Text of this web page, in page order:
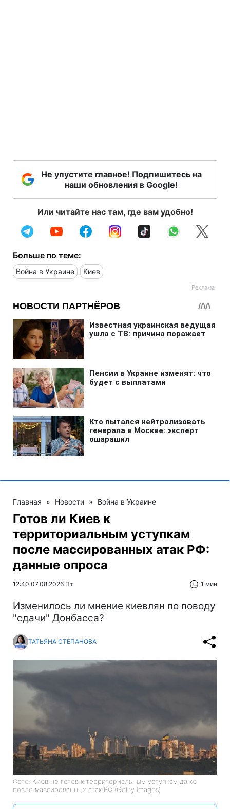
Не упустите главное! Подпишитесь на
наши обновления в Google!
Или читайте нас там, где вам удобно!
Больше по теме:
Война в Украине Киев
Главная » Новости » Война в Украине
Готов ли Киев к
территориальным уступкам
после массированных атак РФ:
данные опроса
12:40 07.08.2026 Пт 1 мин
Изменилось ли мнение киевлян по поводу
"сдачи" Донбасса?
ТАТЬЯНА СТЕПАНОВА
Фото: Киев не готов к территориальным уступкам даже
после массированных атак РФ (Getty Images)